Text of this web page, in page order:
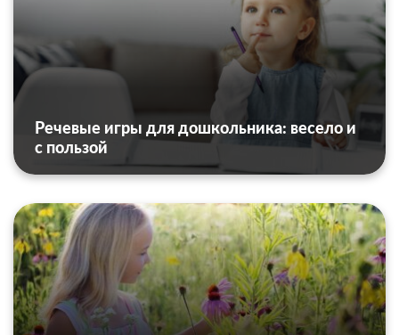
Речевые игры для дошкольника: весело и
с пользой